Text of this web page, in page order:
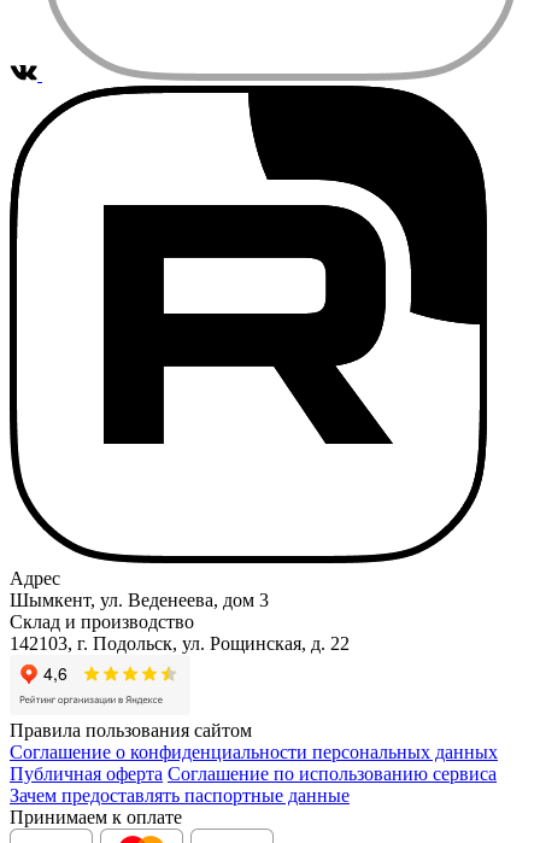
Адрес
Шымкент, ул. Веденеева, дом 3
Склад и производство
142103, г. Подольск, ул. Рощинская, д. 22
Правила пользования сайтом
Соглашение о конфиденциальности персональных данных
Публичная оферта Соглашение по использованию сервиса
Зачем предоставлять паспортные данные
Принимаем к оплате